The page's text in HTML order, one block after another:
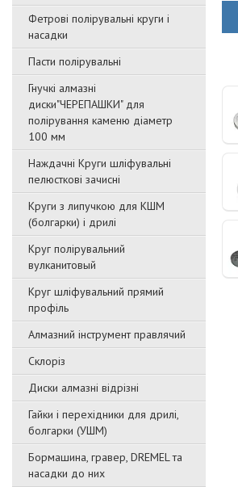
Фетрові полірувальні круги і
насадки
Пасти полірувальні
Гнучкі алмазні
диски"ЧЕРЕПАШКИ" для
полірування каменю діаметр
100 мм
Наждачні Круги шліфувальні
пелюсткові зачисні
Круги з липучкою для КШМ
(болгарки) і дрилі
Круг полірувальний
вулканитовый
Круг шліфувальний прямий
профіль
Алмазний інструмент правлячий
Склоріз
Диски алмазні відрізні
Гайки і перехідники для дрилі,
болгарки (УШМ)
Бормашина, гравер, DREMEL та
насадки до них